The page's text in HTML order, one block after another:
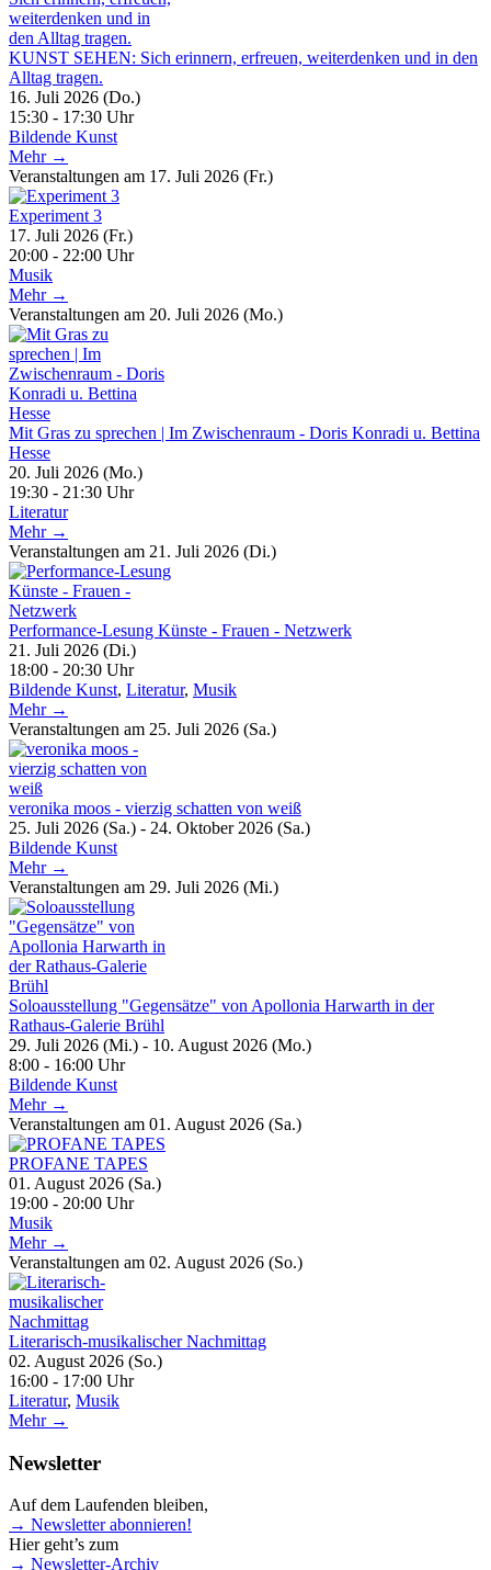
KUNST SEHEN: Sich erinnern, erfreuen, weiterdenken und in den
Alltag tragen.
16. Juli 2026 (Do.)
15:30 - 17:30 Uhr
Bildende Kunst
Mehr →
Veranstaltungen am 17. Juli 2026 (Fr.)
Experiment 3
17. Juli 2026 (Fr.)
20:00 - 22:00 Uhr
Musik
Mehr →
Veranstaltungen am 20. Juli 2026 (Mo.)
Mit Gras zu sprechen | Im Zwischenraum - Doris Konradi u. Bettina
Hesse
20. Juli 2026 (Mo.)
19:30 - 21:30 Uhr
Literatur
Mehr →
Veranstaltungen am 21. Juli 2026 (Di.)
Performance-Lesung Künste - Frauen - Netzwerk
21. Juli 2026 (Di.)
18:00 - 20:30 Uhr
Bildende Kunst, Literatur, Musik
Mehr →
Veranstaltungen am 25. Juli 2026 (Sa.)
veronika moos - vierzig schatten von weiß
25. Juli 2026 (Sa.) - 24. Oktober 2026 (Sa.)
Bildende Kunst
Mehr →
Veranstaltungen am 29. Juli 2026 (Mi.)
Soloausstellung "Gegensätze" von Apollonia Harwarth in der
Rathaus-Galerie Brühl
29. Juli 2026 (Mi.) - 10. August 2026 (Mo.)
8:00 - 16:00 Uhr
Bildende Kunst
Mehr →
Veranstaltungen am 01. August 2026 (Sa.)
PROFANE TAPES
01. August 2026 (Sa.)
19:00 - 20:00 Uhr
Musik
Mehr →
Veranstaltungen am 02. August 2026 (So.)
Literarisch-musikalischer Nachmittag
02. August 2026 (So.)
16:00 - 17:00 Uhr
Literatur, Musik
Mehr →
Newsletter
Auf dem Laufenden bleiben,
→ Newsletter abonnieren!
Hier geht’s zum
→ Newsletter-Archiv